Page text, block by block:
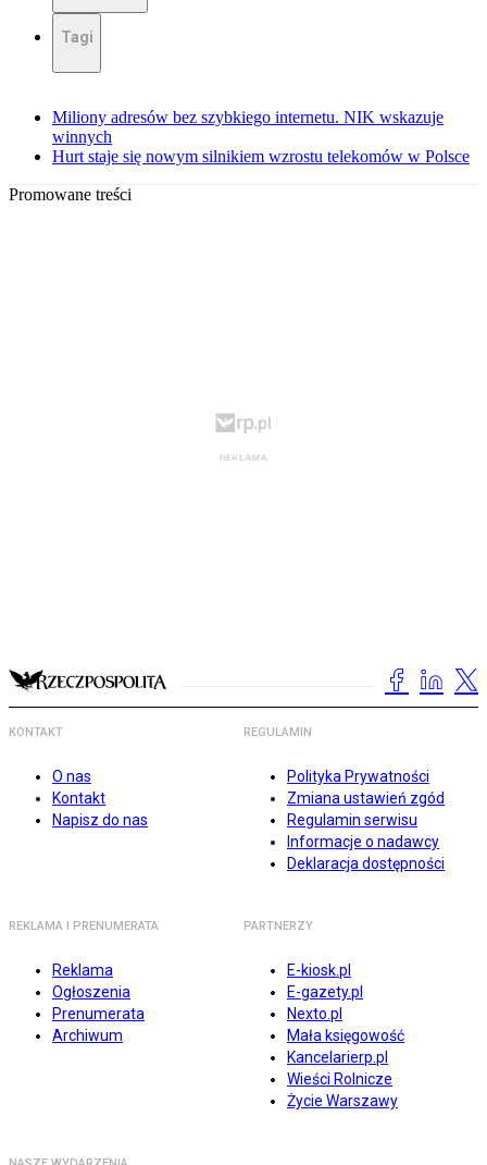
Tagi
Miliony adresów bez szybkiego internetu. NIK wskazuje
winnych
Hurt staje się nowym silnikiem wzrostu telekomów w Polsce
Promowane treści
KONTAKT
O nas
Kontakt
Napisz do nas
REGULAMIN
Polityka Prywatności
Zmiana ustawień zgód
Regulamin serwisu
Informacje o nadawcy
Deklaracja dostępności
REKLAMA I PRENUMERATA
Reklama
Ogłoszenia
Prenumerata
Archiwum
PARTNERZY
E-kiosk.pl
E-gazety.pl
Nexto.pl
Mała księgowość
Kancelarierp.pl
Wieści Rolnicze
Życie Warszawy